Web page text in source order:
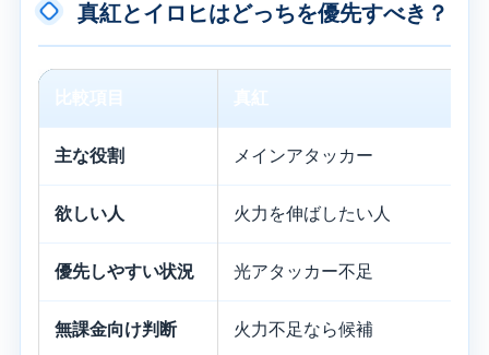
真紅とイロヒはどっちを優先すべき？
比較項目 真紅
主な役割 メインアタッカー
欲しい人 火力を伸ばしたい人
優先しやすい状況 光アタッカー不足
無課金向け判断 火力不足なら候補